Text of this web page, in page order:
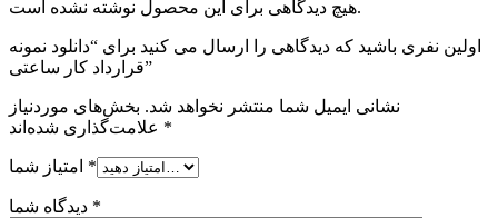
هیچ دیدگاهی برای این محصول نوشته نشده است.
اولین نفری باشید که دیدگاهی را ارسال می کنید برای “دانلود نمونه
قرارداد کار ساعتی”
نشانی ایمیل شما منتشر نخواهد شد. بخش‌های موردنیاز
*
*
*